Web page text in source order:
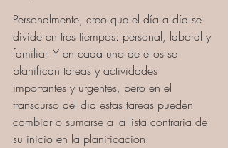
Personalmente, creo que el día a día se
divide en tres tiempos: personal, laboral y
familiar. Y en cada uno de ellos se
planifican tareas y actividades
importantes y urgentes, pero en el
transcurso del dia estas tareas pueden
cambiar o sumarse a la lista contraria de
su inicio en la planificacion.